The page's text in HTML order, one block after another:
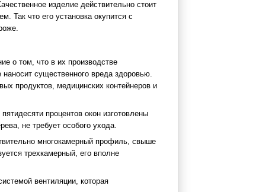
изделие действительно стоит
Так что его установка окупится с
о том, что в их производстве
существенного вреда здоровью.
продуктов, медицинских контейнеров и
процентов окон изготовлены
не требует особого ухода.
многокамерный профиль, свыше
трехкамерный, его вполне
вентиляции, которая